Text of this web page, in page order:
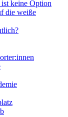
keine Option
die weiße